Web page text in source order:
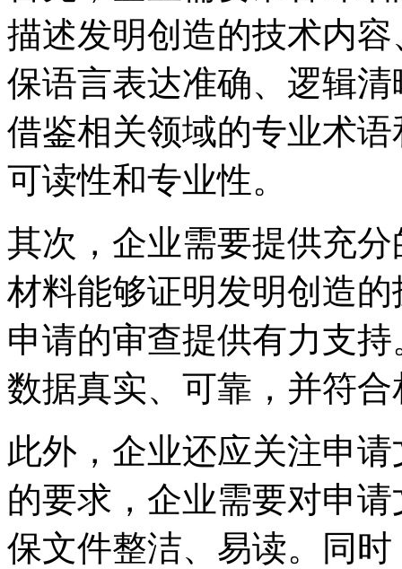
描述发明创造的技术内
保语言表达准确、逻辑
借鉴相关领域的专业术
可读性和专业性。
其次，企业需要提供充
材料能够证明发明创造
申请的审查提供有力支
数据真实、可靠，并符
此外，企业还应关注申
的要求，企业需要对申
保文件整洁、易读。同